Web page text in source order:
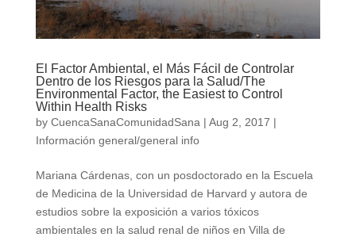
El Factor Ambiental, el Más Fácil de Controlar
Dentro de los Riesgos para la Salud/The
Environmental Factor, the Easiest to Control
Within Health Risks
by CuencaSanaComunidadSana | Aug 2, 2017 |
Información general/general info
Mariana Cárdenas, con un posdoctorado en la Escuela
de Medicina de la Universidad de Harvard y autora de
estudios sobre la exposición a varios tóxicos
ambientales en la salud renal de niños en Villa de